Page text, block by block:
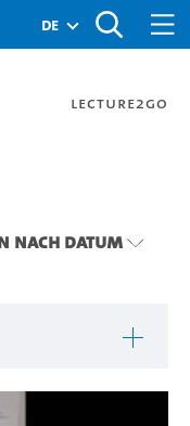
de
Lecture2Go
nach Datum